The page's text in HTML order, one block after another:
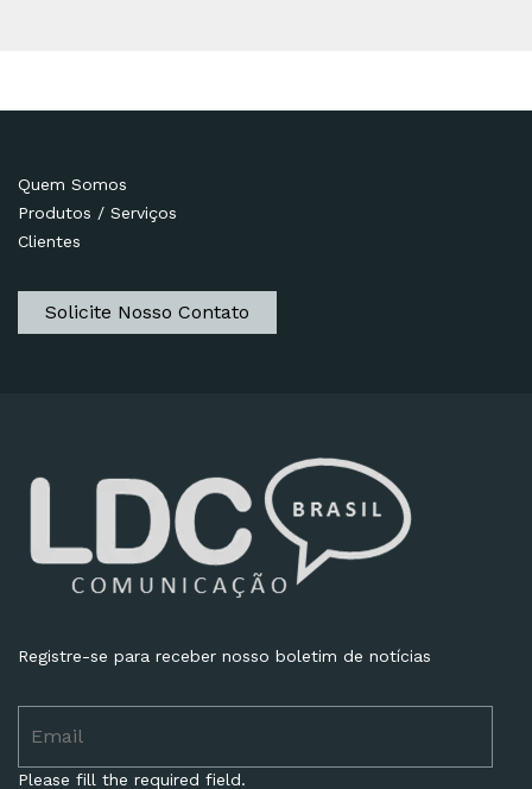
Quem Somos
Produtos / Serviços
Clientes
Solicite Nosso Contato
Registre-se para receber nosso boletim de notícias
Please fill the required field.